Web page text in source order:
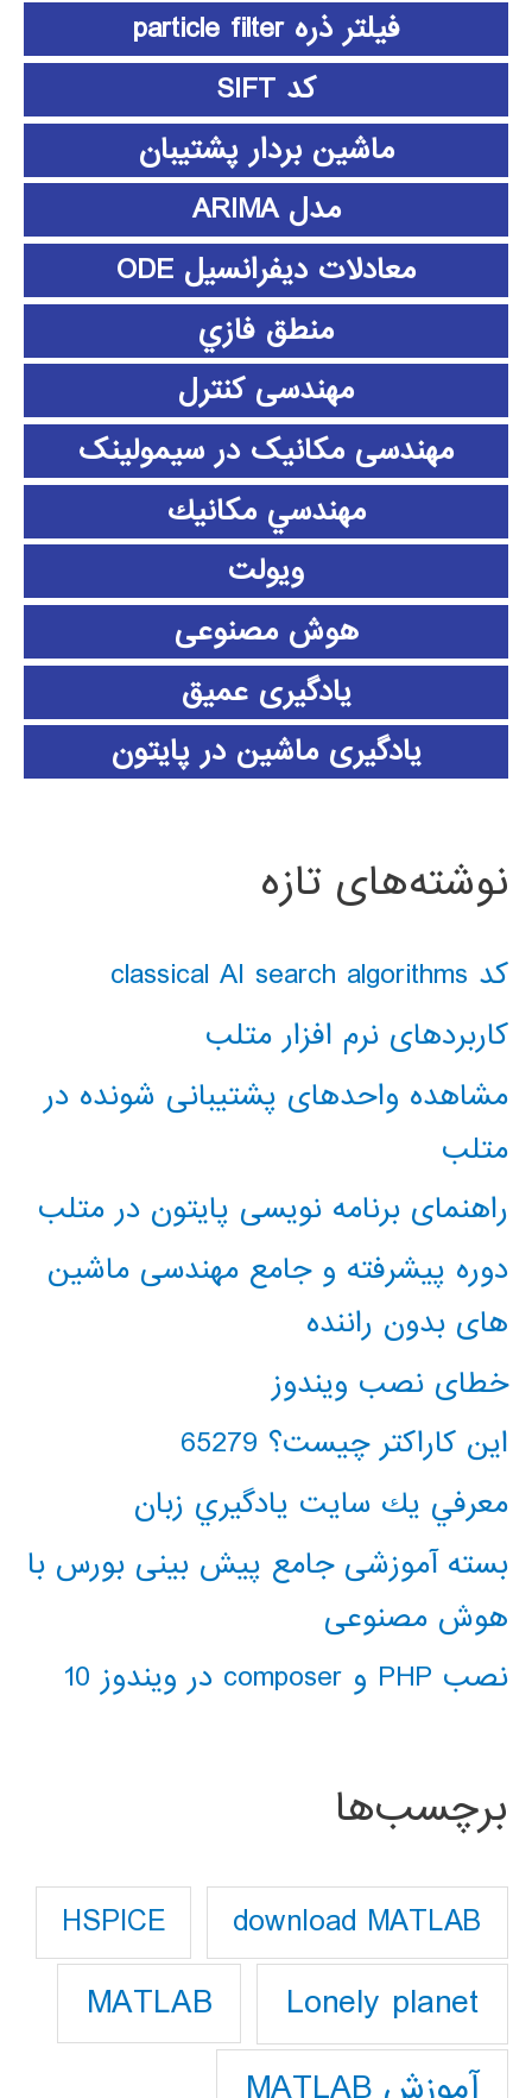
فیلتر ذره particle filter
کد SIFT
ماشین بردار پشتیبان
مدل ARIMA
معادلات دیفرانسیل ODE
منطق فازي
مهندسی کنترل
مهندسی مکانیک در سیمولینک
مهندسي مكانيك
ویولت
هوش مصنوعی
یادگیری عمیق
یادگیری ماشین در پایتون
نوشته‌های تازه
کد classical AI search algorithms
کاربردهای نرم افزار متلب
مشاهده واحدهای پشتیبانی شونده در
متلب
راهنمای برنامه نویسی پایتون در متلب
دوره پیشرفته و جامع مهندسی ماشین
های بدون راننده
خطای نصب ویندوز
این کاراکتر چیست؟ 65279
معرفي يك سايت يادگيري زبان
بسته آموزشی جامع پیش بینی بورس با
هوش مصنوعی
نصب PHP و composer در ویندوز 10
برچسب‌ها
download MATLAB
HSPICE
Lonely planet
MATLAB